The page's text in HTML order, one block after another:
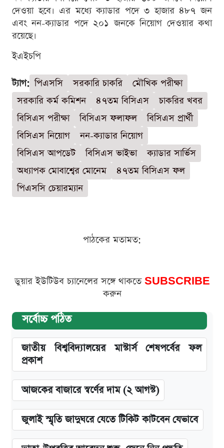
দেওয়া হবে। এর মধ্যে ক্যাডার পদে ৩ হাজার ৪৮৭ জন
এবং নন-ক্যাডার পদে ২০১ জনকে নিয়োগ দেওয়ার কথা
রয়েছে।
ইএইচপি
ট্যাগ: পিএসসি সরকারি চাকরি
মৌখিক পরীক্ষা
সরকারি কর্ম কমিশন
৪৭তম বিসিএস
চাকরির খবর
বিসিএস পরীক্ষা
বিসিএস ফলাফল
বিসিএস প্রার্থী
বিসিএস নিয়োগ
নন-ক্যাডার নিয়োগ
বিসিএস আপডেট
বিসিএস ভাইভা
ক্যাডার সার্ভিস
অধ্যাপক মোবাশ্বের মোনেম
৪৭তম বিসিএস ফল
পিএসসি চেয়ারম্যান
পাঠকের মতামত:
ডুয়ার ইউটিউব চ্যানেলের সঙ্গে থাকতে SUBSCRIBE
করুন
সর্বোচ্চ পঠিত
জাতীয় বিশ্ববিদ্যালয়ের মাস্টার্স শেষপর্বের ফল
প্রকাশ
আজকের বাজারে স্বর্ণের দাম (২ আগস্ট)
জুলাই স্মৃতি জাদুঘরে যেতে টিকিট কাটবেন যেভাবে